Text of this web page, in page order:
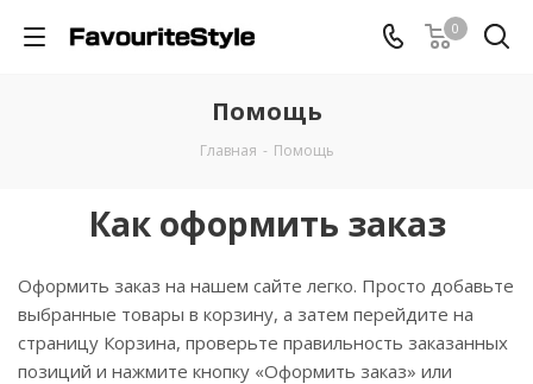
0
Помощь
Главная - Помощь
Как оформить заказ
Оформить заказ на нашем сайте легко. Просто добавьте
выбранные товары в корзину, а затем перейдите на
страницу Корзина, проверьте правильность заказанных
позиций и нажмите кнопку «Оформить заказ» или